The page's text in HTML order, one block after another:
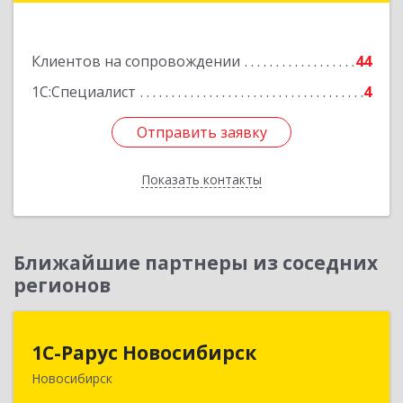
Клиентов на сопровождении
44
1С:Специалист
4
Отправить заявку
Показать контакты
Отправить заявку
Назад
Ближайшие партнеры из соседних
регионов
1С-Рарус Новосибирск
Новосибирск
1С-Рарус Новосибирск
630015, Новосибирская обл, Новосибирск г,